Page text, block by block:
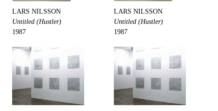
LARS NILSSON
Untitled (Hustler)
1987
LARS NILSSON
Untitled (Hustler)
1987